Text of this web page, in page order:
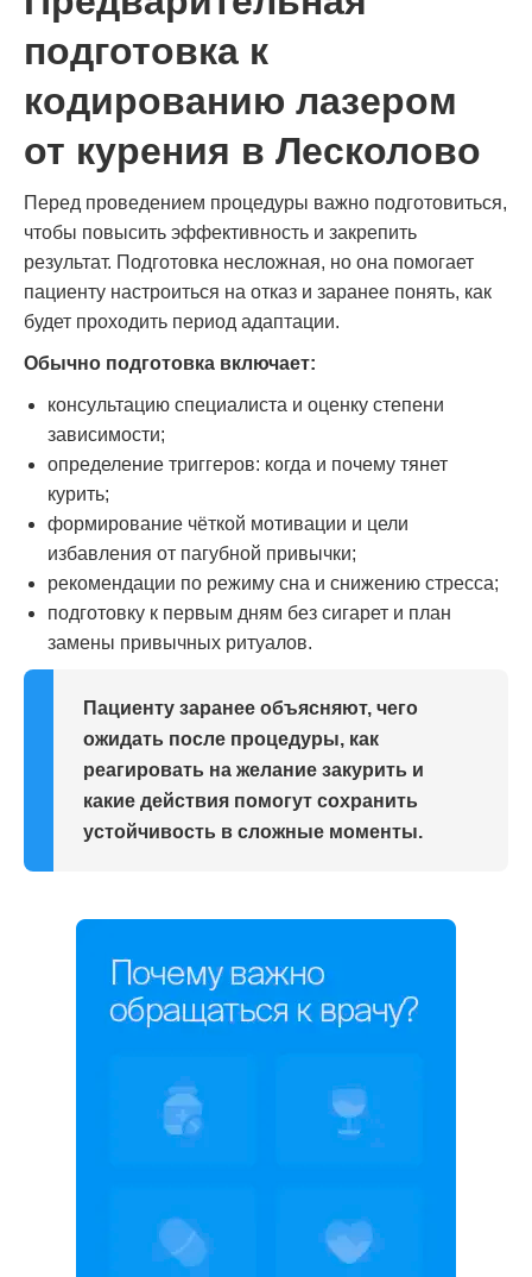
подготовка к
кодированию лазером
от курения в Лесколово
Перед проведением процедуры важно подготовиться,
чтобы повысить эффективность и закрепить
результат. Подготовка несложная, но она помогает
пациенту настроиться на отказ и заранее понять, как
будет проходить период адаптации.
Обычно подготовка включает:
консультацию специалиста и оценку степени
зависимости;
определение триггеров: когда и почему тянет
курить;
формирование чёткой мотивации и цели
избавления от пагубной привычки;
рекомендации по режиму сна и снижению стресса;
подготовку к первым дням без сигарет и план
замены привычных ритуалов.
Пациенту заранее объясняют, чего
ожидать после процедуры, как
реагировать на желание закурить и
какие действия помогут сохранить
устойчивость в сложные моменты.